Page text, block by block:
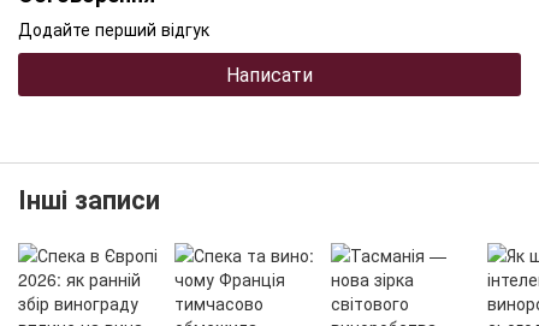
Додайте перший відгук
Написати
Інші записи